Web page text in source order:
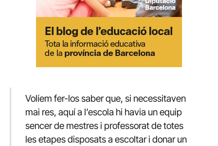
Volíem fer-los saber que, si necessitaven
mai res, aquí a l’escola hi havia un equip
sencer de mestres i professorat de totes
les etapes disposats a escoltar i donar un